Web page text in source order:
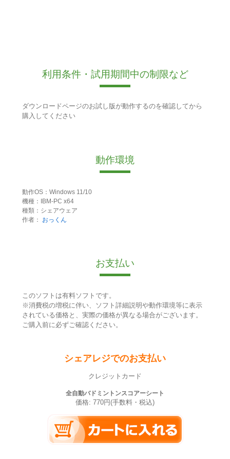
利用条件・試用期間中の制限など
ダウンロードページのお試し版が動作するのを確認してから
購入してください
動作環境
動作OS：Windows 11/10
機種：IBM-PC x64
種類：シェアウェア
作者：
おっくん
お支払い
このソフトは有料ソフトです。
※消費税の増税に伴い、ソフト詳細説明や動作環境等に表示
されている価格と、実際の価格が異なる場合がございます。
ご購入前に必ずご確認ください。
シェアレジでのお支払い
クレジットカード
全自動バドミントンスコアーシート
価格: 770円(手数料・税込)